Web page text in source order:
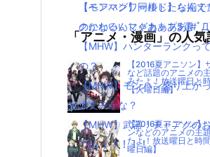
【モンハンワールド】なん
クになるんじゃああああ(#ﾟД
【MHW】ハンターランクっ
の？
【MHW】モンハン盛り上が
大丈夫かな？
【MHW】武器：チャアクの
て|д･) ！！！！
【ペアマグ】同棲したら揃
のかわいいマグカップ5選
「アニメ・漫画」の人
【2016夏アニソン
など話題のアニメの
みたよ！放送曜日と
【火曜日編】
【2016夏アニソン】
ンなどのアニメの主
たよ！放送曜日と時
曜日編】